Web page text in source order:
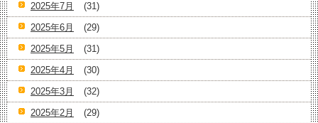
2025年7月
(31)
2025年6月
(29)
2025年5月
(31)
2025年4月
(30)
2025年3月
(32)
2025年2月
(29)